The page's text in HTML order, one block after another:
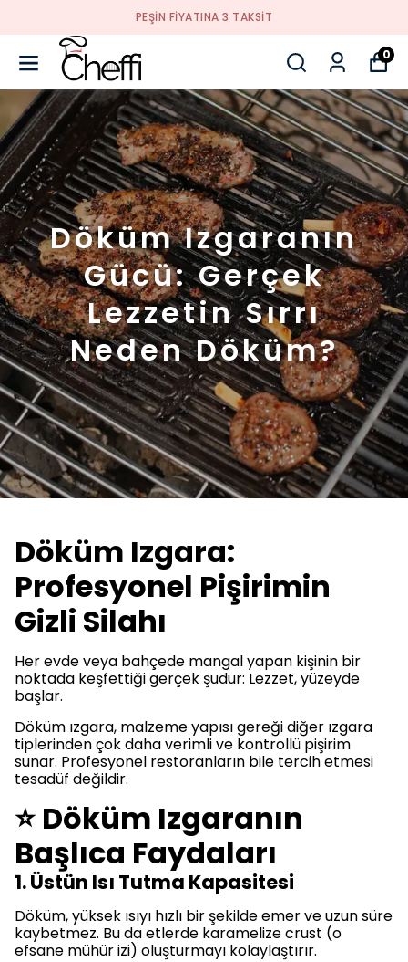
PEŞİN FİYATINA 3 TAKSİT
0
Döküm Izgaranın
Gücü: Gerçek
Lezzetin Sırrı
Neden Döküm?
Döküm Izgara:
Profesyonel Pişirimin
Gizli Silahı
Her evde veya bahçede mangal yapan kişinin bir
noktada keşfettiği gerçek şudur: Lezzet, yüzeyde
başlar.
Döküm ızgara, malzeme yapısı gereği diğer ızgara
tiplerinden çok daha verimli ve kontrollü pişirim
sunar. Profesyonel restoranların bile tercih etmesi
tesadüf değildir.
⭐ Döküm Izgaranın
Başlıca Faydaları
1. Üstün Isı Tutma Kapasitesi
Döküm, yüksek ısıyı hızlı bir şekilde emer ve uzun süre
kaybetmez. Bu da etlerde karamelize crust (o
efsane mühür izi) oluşturmayı kolaylaştırır.